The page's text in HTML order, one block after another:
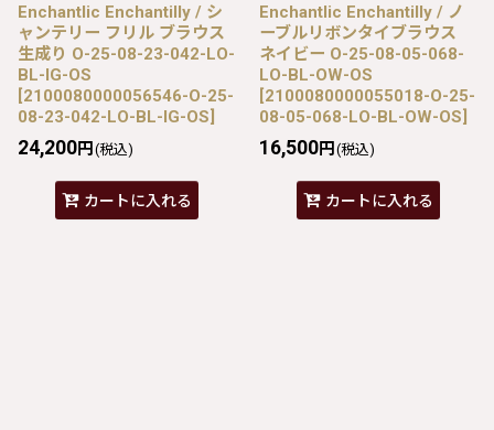
Enchantlic Enchantilly / シ
ャンテリー フリル ブラウス
生成り O-25-08-23-042-LO-
BL-IG-OS
[2100080000056546-O-25-
08-23-042-LO-BL-IG-OS]
24,200円 (税込)
カートに入れる
Enchantlic Enchantilly / ノ
ーブルリボンタイブラウス
ネイビー O-25-08-05-068-
LO-BL-OW-OS
[2100080000055018-O-25-
08-05-068-LO-BL-OW-OS]
16,500円 (税込)
カートに入れる